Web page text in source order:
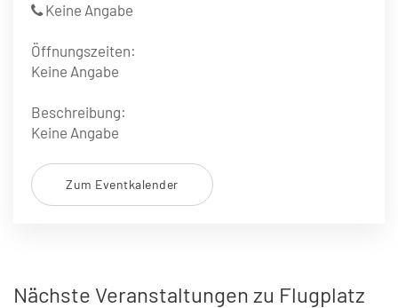
Keine Angabe
Öffnungszeiten:
Keine Angabe
Beschreibung:
Keine Angabe
Zum Eventkalender
Nächste Veranstaltungen zu Flugplatz